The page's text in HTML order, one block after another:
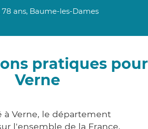
78 ans, Baume-les-Dames
pratiques pour
Verne
à Verne, le département
l'ensemble de la France,